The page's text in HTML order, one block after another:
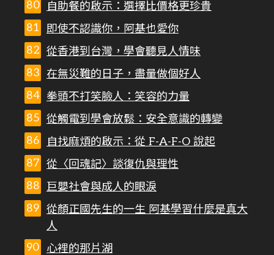
自助餐的啟示：選擇比價格更珍貴
即使不認識你，阿基也愛你
從香港到台灣，學會聽見人情味
在無災難的日子，盡量做個好人
拳頭不打笑臉人：笑容的力量
從觸電到學會放鬆：安全意識的轉變
自找麻煩的啟示：從 F-A-F-O 說起
從〈回魂記〉談復仇與理性
巨嬰社會與成人的眼淚
從顏正國先生的一生 阿基學習什麼是真大
人
心裡的那片湖